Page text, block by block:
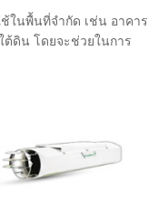
ในพื้นที่จำกัด เช่น อาคาร
ต้ดิน โดยจะช่วยในการ